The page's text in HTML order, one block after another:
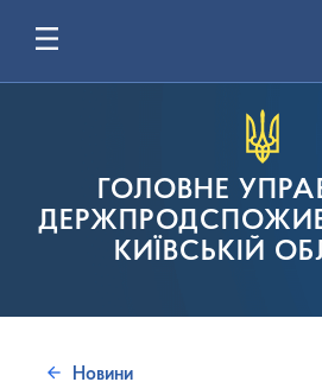
ГОЛОВНЕ
КИЇВСЬКІЙ
Новини